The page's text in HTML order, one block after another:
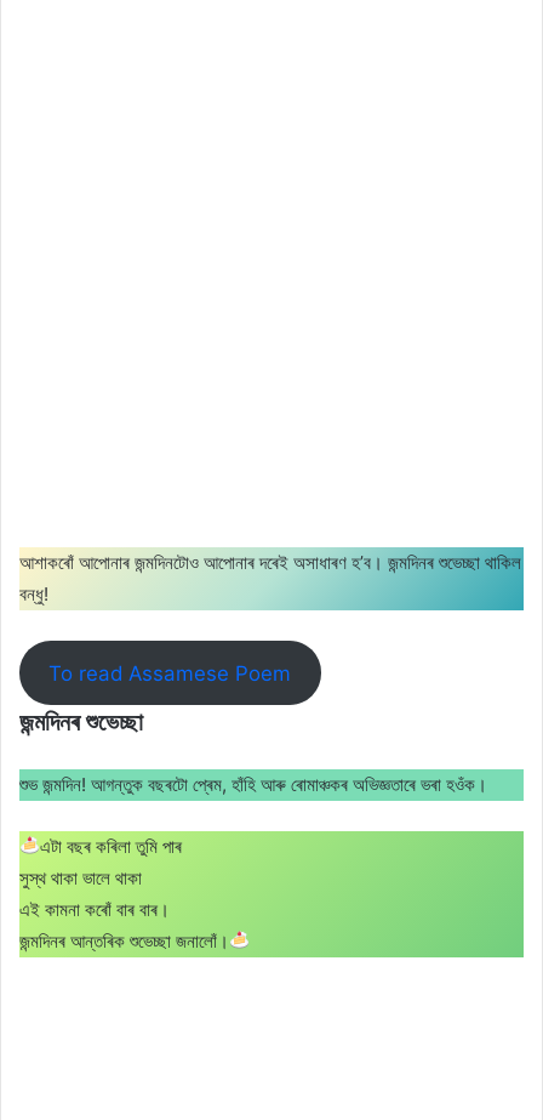
আশাকৰোঁ আপোনাৰ জন্মদিনটোও আপোনাৰ দৰেই অসাধাৰণ হ’ব। জন্মদিনৰ শুভেচ্ছা থাকিল
বন্ধু!
To read Assamese Poem
জন্মদিনৰ শুভেচ্ছা
শুভ জন্মদিন! আগন্তুক বছৰটো প্ৰেম, হাঁহি আৰু ৰোমাঞ্চকৰ অভিজ্ঞতাৰে ভৰা হওঁক।
এটা বছৰ কৰিলা তুমি পাৰ
সুস্থ থাকা ভালে থাকা
এই কামনা কৰোঁ বাৰ বাৰ।
জন্মদিনৰ আন্তৰিক শুভেচ্ছা জনালোঁ।